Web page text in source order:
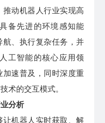
动机器人行业实现高
备先进的环境感知能
航、执行复杂任务，并
工智能的核心应用领
速普及，同时深度重
术的交互模式。
分析
让机器人实时获取、解